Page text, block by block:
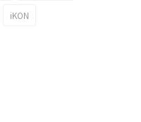
iKON